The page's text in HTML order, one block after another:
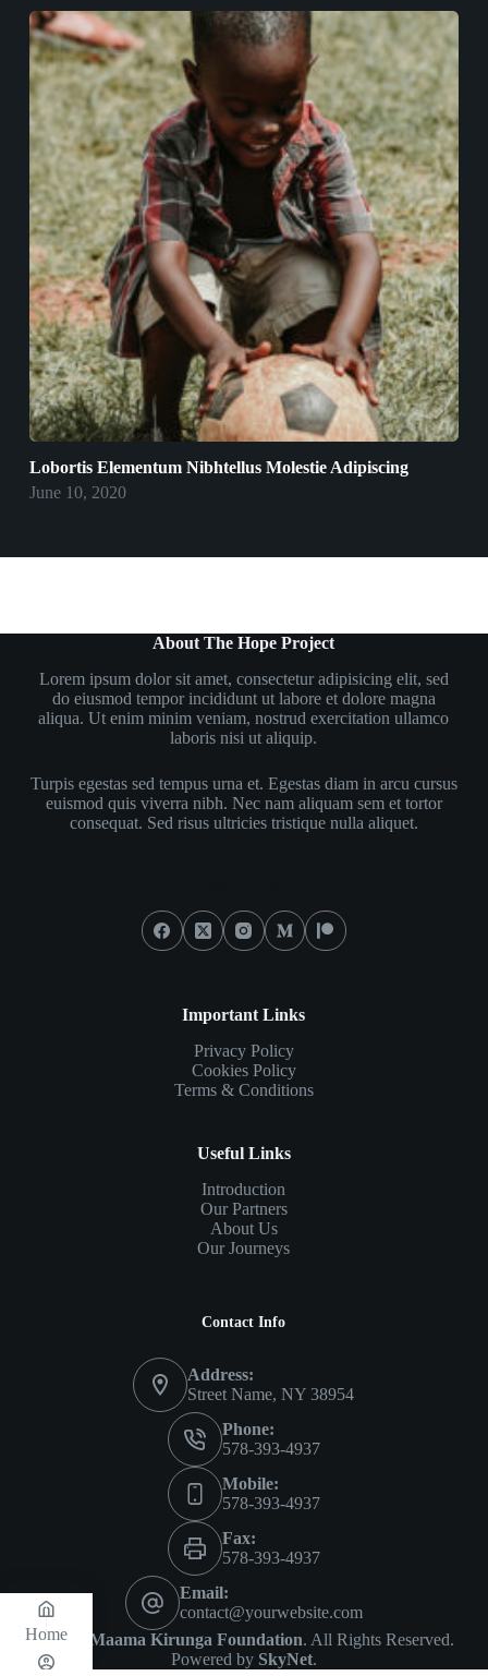
Lobortis Elementum Nibhtellus Molestie Adipiscing
June 10, 2020
About The Hope Project
Lorem ipsum dolor sit amet, consectetur adipisicing elit, sed
do eiusmod tempor incididunt ut labore et dolore magna
aliqua. Ut enim minim veniam, nostrud exercitation ullamco
laboris nisi ut aliquip.
Turpis egestas sed tempus urna et. Egestas diam in arcu cursus
euismod quis viverra nibh. Nec nam aliquam sem et tortor
consequat. Sed risus ultricies tristique nulla aliquet.
Important Links
Privacy Policy
Cookies Policy
Terms & Conditions
Useful Links
Introduction
Our Partners
About Us
Our Journeys
Contact Info
Address:
Street Name, NY 38954
Phone:
578-393-4937
Mobile:
578-393-4937
Fax:
578-393-4937
Email:
contact@yourwebsite.com
© 2026
Maama Kirunga Foundation. All Rights Reserved.
Powered by SkyNet.
Home